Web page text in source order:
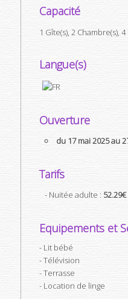
Capacité
1 Gîte(s), 2 Chambre(s),
Langue(s)
Ouverture
du 17 mai 2025 au
Tarifs
- Nuitée adulte : 52.29€
Equipements et
Lit bébé
Télévision
Terrasse
Location de linge